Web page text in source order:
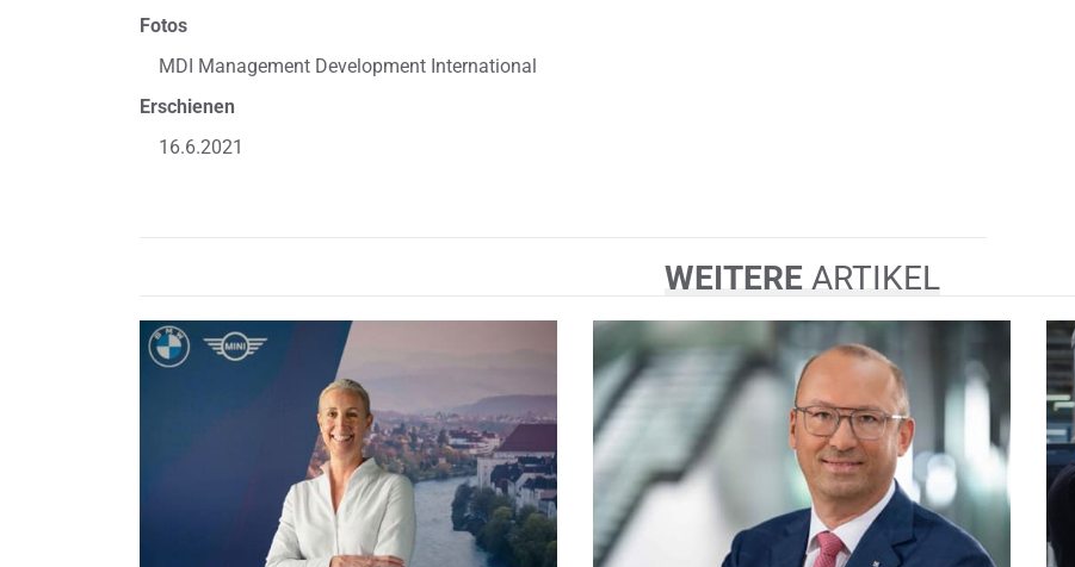
Fotos
MDI Management Development International
Erschienen
16.6.2021
WEITERE ARTIKEL